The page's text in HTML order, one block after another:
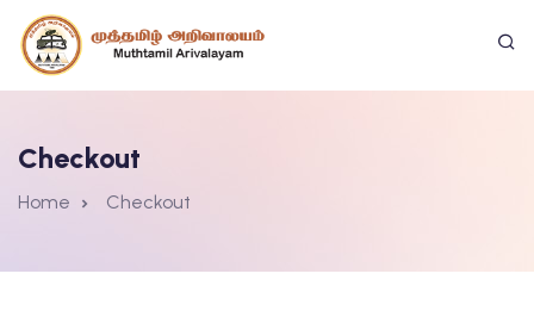
Checkout
Home Checkout